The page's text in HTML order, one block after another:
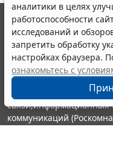
аналитики в целях
работоспособности
исследований и
запретить обработку
настройках браузера.
ознакомьтесь с
© ООО "НПП "ГАРАНТ-
выпускается с 1990
являются участниками
информации ГАРАНТ.
Портал ГАРАНТ.РУ
издания Федеральной
связи,информационных
коммуникаций